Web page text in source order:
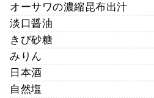
オーサワの濃縮昆布出汁
淡口醤油
きび砂糖
みりん
日本酒
自然塩